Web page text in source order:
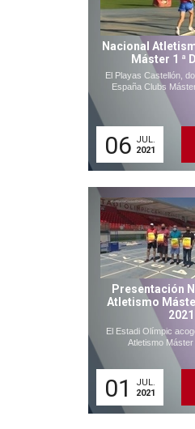
Nacional
Máster 1 ª
El Playas Castellón,
España Clubs
06 JUL.
2021
Presentación
Atletismo
2021
El Estadi Olímpic
Atletismo
01
JUL.
2021